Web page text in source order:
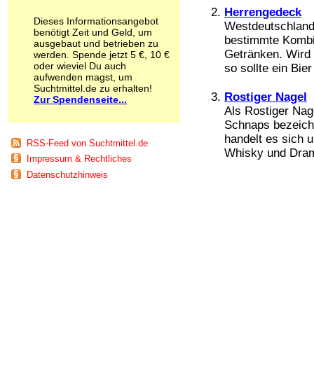
Herrengedeck
bestimmte
Getränken.
so sollte ein
Rostiger Nagel
Als Rostiger
Schnaps
handelt es sich
Whisky und
Psychopharmaka
Schlafmittel
Schmerzmittel
Schnüffelstoffe
Spice
Sucht / Süchte
Alkoholsucht
Co-Abhängigkeit
Computersucht
Ess-Brechsucht
Essstörungen
Fernsehsucht
Dieses Informationsangebot
benötigt Zeit und Geld, um
ausgebaut und betrieben zu
werden. Spende jetzt 5 €, 10 €
oder wieviel Du auch
aufwenden magst, um
Suchtmittel.de zu erhalten!
Zur Spendenseite...
RSS-Feed von Suchtmittel.de
Impressum & Rechtliches
Datenschutzhinweis